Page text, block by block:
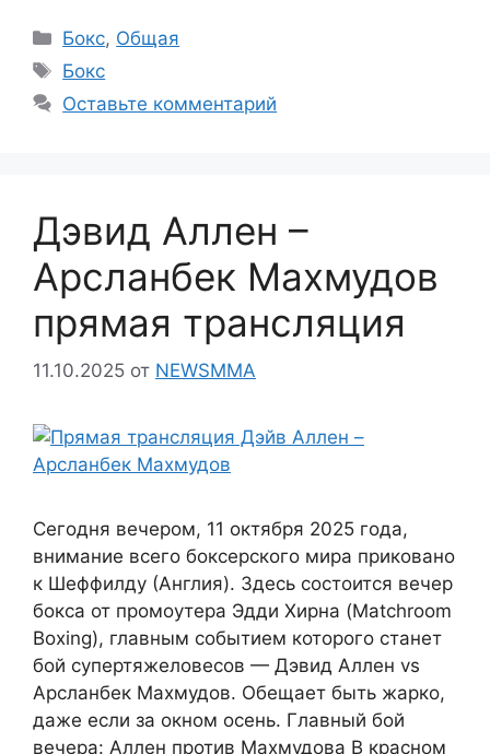
Рубрики
Бокс, Общая
Метки
Бокс
Оставьте комментарий
Дэвид Аллен –
Арсланбек Махмудов
прямая трансляция
11.10.2025 от NEWSMMA
Сегодня вечером, 11 октября 2025 года,
внимание всего боксерского мира приковано
к Шеффилду (Англия). Здесь состоится вечер
бокса от промоутера Эдди Хирна (Matchroom
Boxing), главным событием которого станет
бой супертяжеловесов — Дэвид Аллен vs
Арсланбек Махмудов. Обещает быть жарко,
даже если за окном осень. Главный бой
вечера: Аллен против Махмудова В красном